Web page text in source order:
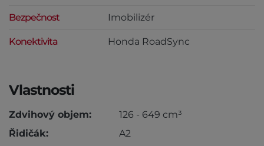
Bezpečnost Imobilizér
Konektivita Honda RoadSync
Vlastnosti
Zdvihový objem:
126 - 649 cm³
Řidičák:
A2